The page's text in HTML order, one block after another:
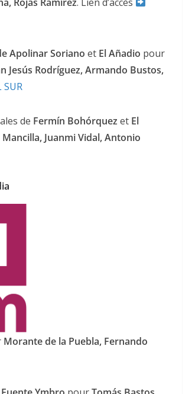
Apolinar Soriano et El Añadio pour
Jesús Rodríguez, Armando Bustos,
SUR
de Fermín Bohórquez et El
Mancilla, Juanmi Vidal, Antonio
Morante de la Puebla, Fernando
ultimes émotions